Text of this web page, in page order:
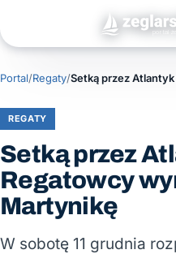
Portal/Regaty/
REGATY
Setką przez
Regatowcy
Martynikę
W sobotę 11 grudnia